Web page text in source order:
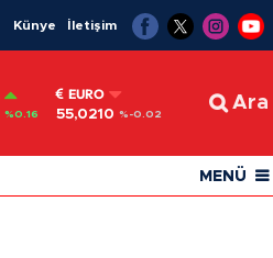
Künye İletişim
%0.16
EURO
55,0210 %-0.02
Ara
MENÜ